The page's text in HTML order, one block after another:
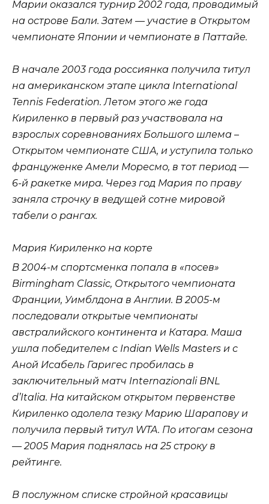
Марии оказался турнир 2002 года, проводимый
на острове Бали. Затем — участие в Открытом
чемпионате Японии и чемпионате в Паттайе.
В начале 2003 года россиянка получила титул
на американском этапе цикла International
Tennis Federation. Летом этого же года
Кириленко в первый раз участвовала на
взрослых соревнованиях Большого шлема –
Открытом чемпионате США, и уступила только
француженке Амели Моресмо, в тот период —
6-й ракетке мира. Через год Мария по праву
заняла строчку в ведущей сотне мировой
табели о рангах.
Мария Кириленко на корте
В 2004-м спортсменка попала в «посев»
Birmingham Classic, Открытого чемпионата
Франции, Уимблдона в Англии. В 2005-м
последовали открытые чемпионаты
австралийского континента и Катара. Маша
ушла победителем с Indian Wells Masters и с
Аной Исабель Гаригес пробилась в
заключительный матч Internazionali BNL
d’Italia. На китайском открытом первенстве
Кириленко одолела тезку Марию Шарапову и
получила первый титул WTA. По итогам сезона
— 2005 Мария поднялась на 25 строку в
рейтинге.
В послужном списке стройной красавицы